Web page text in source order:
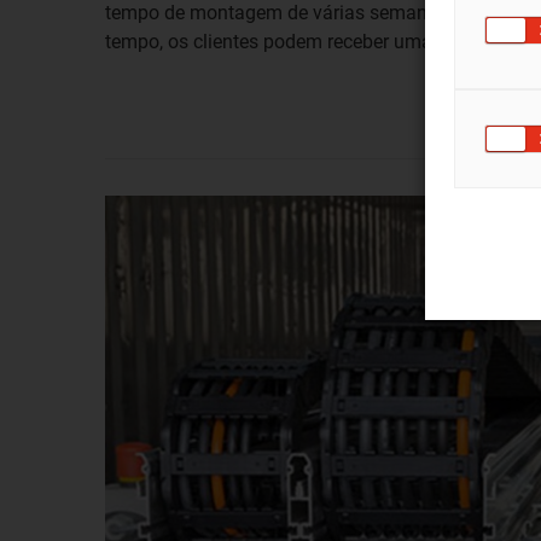
tempo de montagem de várias semanas para
tempo, os clientes podem receber uma solução